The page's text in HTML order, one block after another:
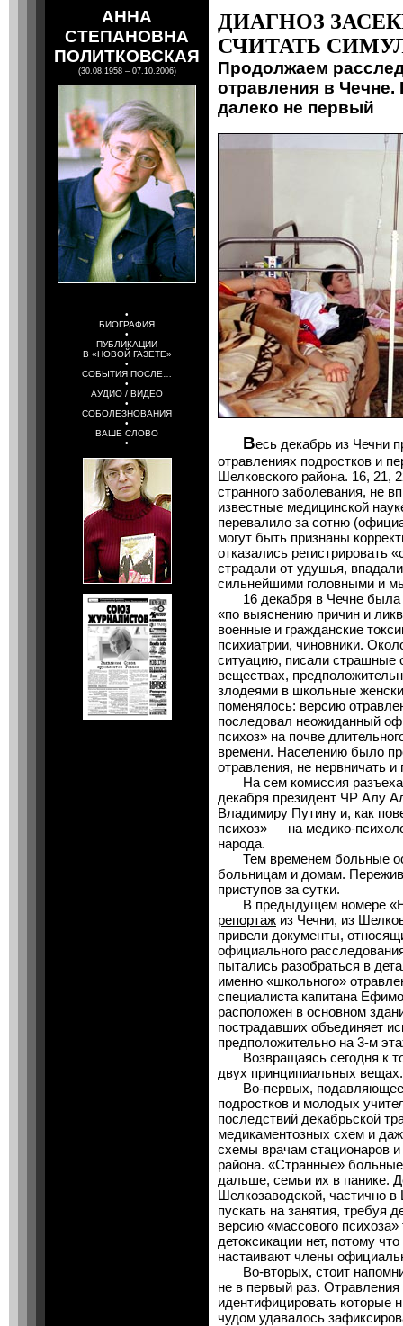
АННА
СТЕПАНОВНА
ПОЛИТКОВСКАЯ
(30.08.1958 – 07.10.2006)
•
БИОГРАФИЯ
•
ПУБЛИКАЦИИ
В «НОВОЙ ГАЗЕТЕ»
•
СОБЫТИЯ ПОСЛЕ…
•
АУДИО / ВИДЕО
•
СОБОЛЕЗНОВАНИЯ
•
ВАШЕ СЛОВО
•
ДИАГНОЗ
СЧИТАТЬ
Продолжаем
отравления в
далеко не первый
Весь декабрь из Чечни
отравлениях подростков и
Шелковского района. 16, 21,
странного заболевания, не
известные медицинской
перевалило за сотню
могут быть признаны
отказались регистрировать
страдали от удушья,
сильнейшими головными и
16 декабря в Чечне была
«по выяснению причин и
военные и гражданские
психиатрии, чиновники.
ситуацию, писали страшные
веществах,
злодеями в школьные
поменялось: версию
последовал неожиданный
психоз» на почве
времени. Населению было
отравления, не нервничать
На сем комиссия
декабря президент ЧР Алу
Владимиру Путину и, как
психоз» — на медико-
народа.
Тем временем больные
больницам и домам.
приступов за сутки.
В предыдущем номере
репортаж из Чечни, из
привели документы,
официального
пытались разобраться в
именно «школьного»
специалиста капитана
расположен в основном
пострадавших объединяет
предположительно на 3-м
Возвращаясь сегодня к
двух принципиальных вещах.
Во-первых, подавляющее
подростков и молодых
последствий декабрьской
медикаментозных схем и
схемы врачам стационаров
района. «Странные»
дальше, семьи их в панике.
Шелкозаводской, частично
пускать на занятия, требуя
версию «массового
детоксикации нет, потому
настаивают члены
Во-вторых, стоит
не в первый раз.
идентифицировать которые
чудом удавалось